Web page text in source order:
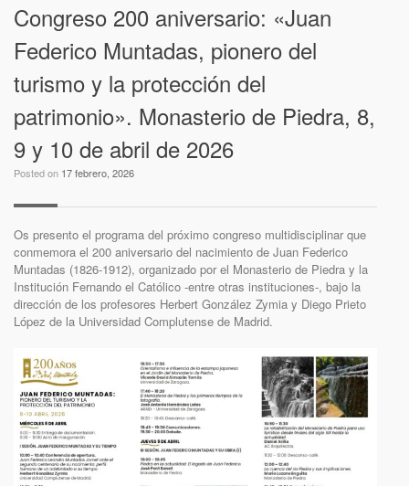
Congreso 200 aniversario: «Juan
Federico Muntadas, pionero del
turismo y la protección del
patrimonio». Monasterio de Piedra, 8,
9 y 10 de abril de 2026
Posted on 17 febrero, 2026
Os presento el programa del próximo congreso multidisciplinar que
conmemora el 200 aniversario del nacimiento de Juan Federico
Muntadas (1826-1912), organizado por el Monasterio de Piedra y la
Institución Fernando el Católico -entre otras instituciones-, bajo la
dirección de los profesores Herbert González Zymia y Diego Prieto
López de la Universidad Complutense de Madrid.